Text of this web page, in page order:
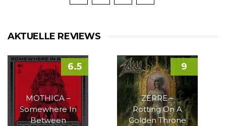
AKTUELLE REVIEWS
MOTHICA –
Somewhere In
Between
6.5
ZERRE –
Rotting On A
Golden Throne
9